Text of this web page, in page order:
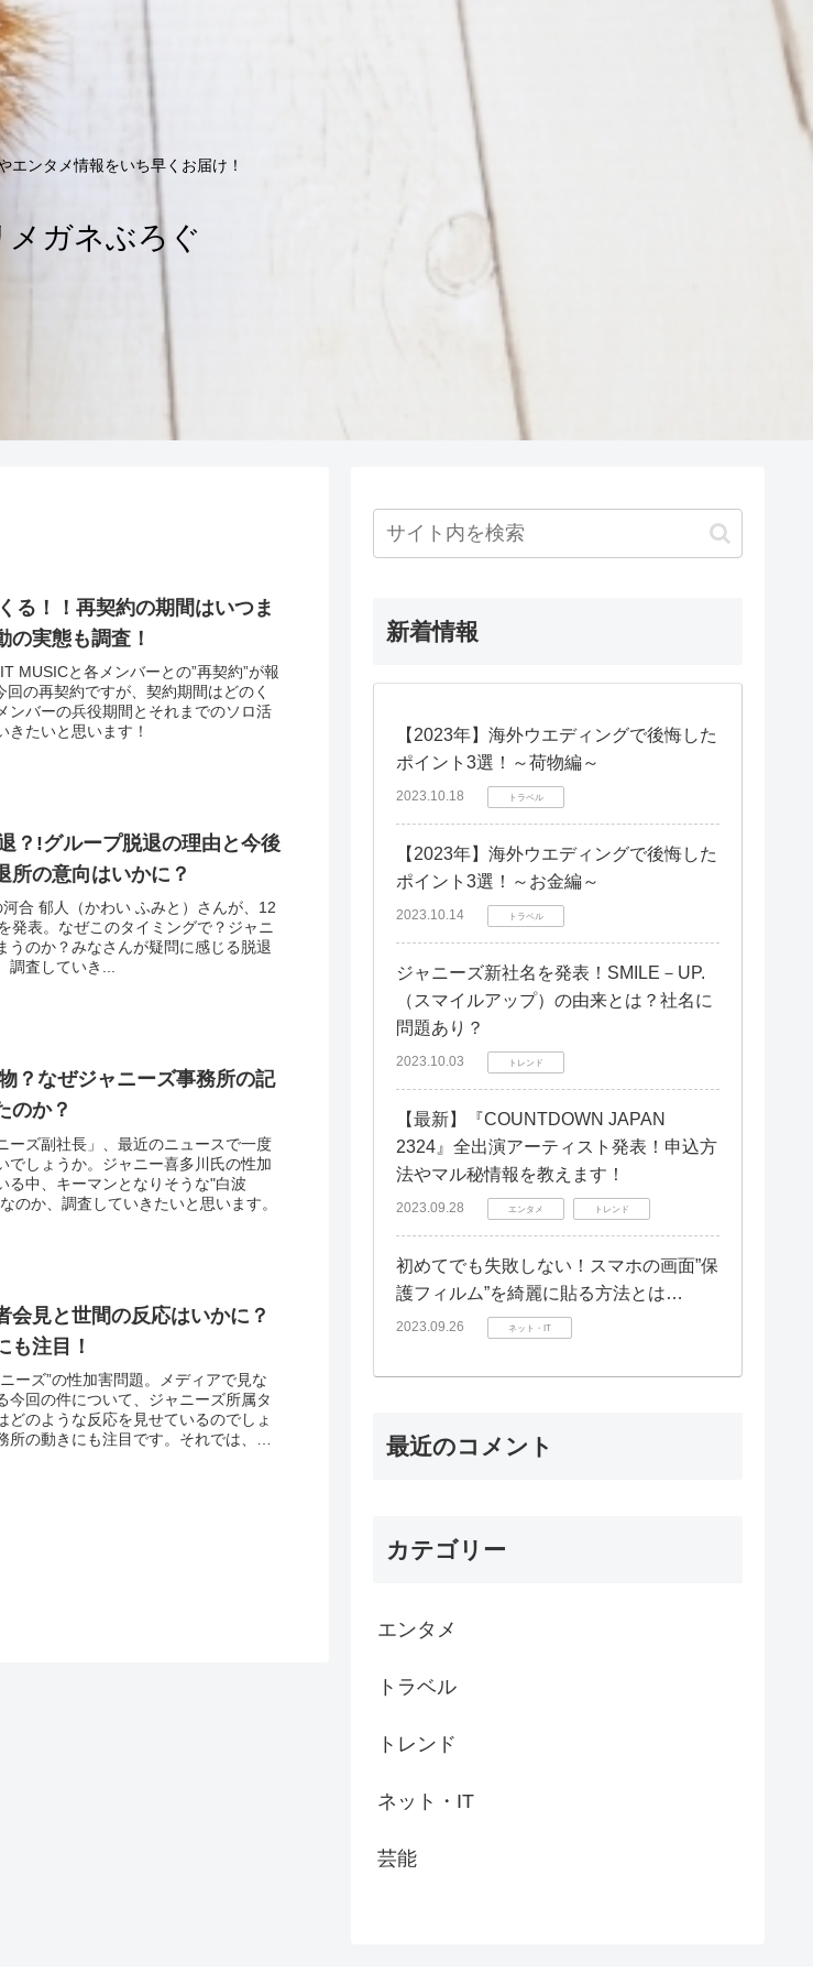
エンタメ情報をいち早くお届け！
メガネぶろぐ
る！！再契約の期間はいつま
の実態も調査！
MUSICと各メンバーとの”再契約”が報
の再契約ですが、契約期間はどのく
ンバーの兵役期間とそれまでのソロ活
きたいと思います！
？!グループ脱退の理由と今後
所の意向はいかに？
合 郁人（かわい ふみと）さんが、12
発表。なぜこのタイミングで？ジャニ
うのか？みなさんが疑問に感じる脱退
調査していき...
？なぜジャニーズ事務所の記
のか？
ーズ副社長」、最近のニュースで一度
でしょうか。ジャニー喜多川氏の性加
る中、キーマンとなりそうな"白波
のか、調査していきたいと思います。
会見と世間の反応はいかに？
も注目！
ーズ”の性加害問題。メディアで見な
今回の件について、ジャニーズ所属タ
どのような反応を見せているのでしょ
の動きにも注目です。それでは、早
新着情報
【2023年】海外ウエディングで後悔した
ポイント3選！～荷物編～
2023.10.18 トラベル
【2023年】海外ウエディングで後悔した
ポイント3選！～お金編～
2023.10.14 トラベル
ジャニーズ新社名を発表！SMILE－UP.
（スマイルアップ）の由来とは？社名に
問題あり？
2023.10.03 トレンド
【最新】『COUNTDOWN JAPAN
2324』全出演アーティスト発表！申込方
法やマル秘情報を教えます！
2023.09.28 エンタメ トレンド
初めてでも失敗しない！スマホの画面”保
護フィルム”を綺麗に貼る方法とは…
2023.09.26 ネット・IT
最近のコメント
カテゴリー
エンタメ
トラベル
トレンド
ネット・IT
芸能